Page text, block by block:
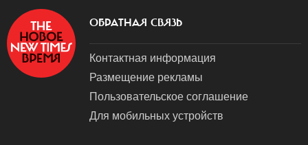
ОБРАТНАЯ СВЯЗЬ
Контактная информация
Размещение рекламы
Пользовательское соглашение
Для мобильных устройств